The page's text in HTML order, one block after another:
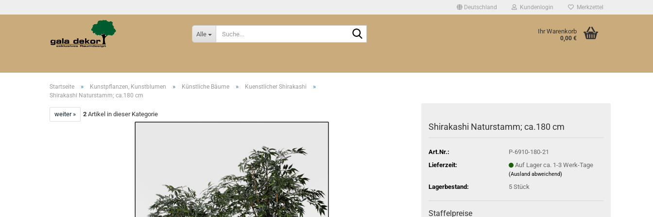
Deutschland Kundenlogin Merkzettel
Alle Ihr Warenkorb
0,00 €
Startseite » Kunstpflanzen, Kunstblumen » Künstliche Bäume » Kuenstlicher Shirakashi »
Shirakashi Naturstamm; ca.180 cm
weiter » 2 Artikel in dieser Kategorie
Shirakashi Naturstamm; ca.180 cm
Art.Nr.:
P-6910-180-21
Lieferzeit:
Auf Lager ca. 1-3 Werk-Tage
(Ausland abweichend)
Lagerbestand: 5 Stück
Staffelpreise